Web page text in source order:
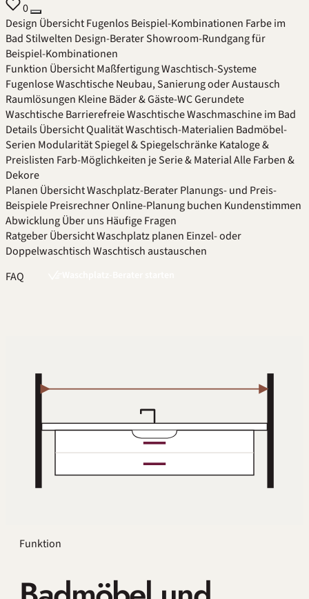
0
Design ÜbersichtFugenlosBeispiel-Kombinationen Farbe im
BadStilwelten Design-BeraterShowroom-Rundgang für
Beispiel-Kombinationen
Funktion ÜbersichtMaßfertigungWaschtisch-Systeme
Fugenlose WaschtischeNeubau, Sanierung oder Austausch
Raumlösungen Kleine Bäder & Gäste-WCGerundete
WaschtischeBarrierefreie WaschtischeWaschmaschine im Bad
DetailsÜbersichtQualitätWaschtisch-Materialien Badmöbel-
Serien ModularitätSpiegel & SpiegelschränkeKataloge &
Preislisten Farb-Möglichkeiten je Serie & MaterialAlle Farben &
Dekore
Planen ÜbersichtWaschplatz-BeraterPlanungs- und Preis-
BeispielePreisrechnerOnline-Planung buchen Kundenstimmen
AbwicklungÜber unsHäufige Fragen
RatgeberÜbersichtWaschplatz planen Einzel- oder
DoppelwaschtischWaschtisch austauschen
FAQ
Funktion